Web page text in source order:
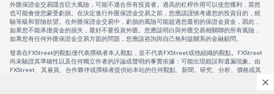
外匯保證金交易隱含巨大風險，可能不適合所有投資者。過高的杠桿作用可以使您獲利，當然
也可能會使您蒙受虧損。在決定進行外匯保證金交易之前，您應該謹慎考慮您的投資目的，經
驗等級和冒險欲望。在外匯保證金交易中，虧損的風險可能超過您最初的保證金資金，因此，
如果您不能承擔資金的損失，最好不要投資外匯。您應該明白與外匯交易相關聯的所有風險，
如果您有任何外匯保證金交易方面的問題，您應該咨詢與自己無利益關系的金融顧問。
發表在FXStreet的觀點僅代表撰稿者本人觀點，並不代表FXStreet或他組織的觀點。FXStreet
尚未驗證其準確性以及任何獨立作者的評論或聲明的事實依據：可能出現錯誤和遺漏現象。由
FXStreet、其雇員、合作夥伴或撰稿者提供給本站的任何觀點、新聞、研究、分析、價格或其